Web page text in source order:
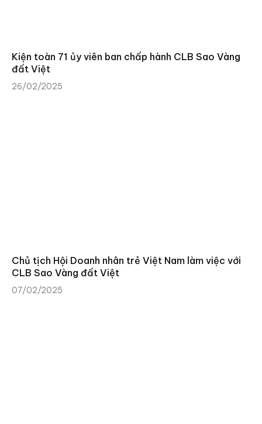
Kiện toàn 71 ủy viên ban chấp hành CLB Sao Vàng
đất Việt
26/02/2025
Chủ tịch Hội Doanh nhân trẻ Việt Nam làm việc với
CLB Sao Vàng đất Việt
07/02/2025